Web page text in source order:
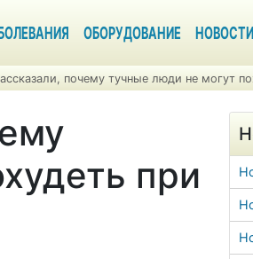
ОБОРУДОВАНИЕ НОВОСТИ
почему тучные люди не могут
при